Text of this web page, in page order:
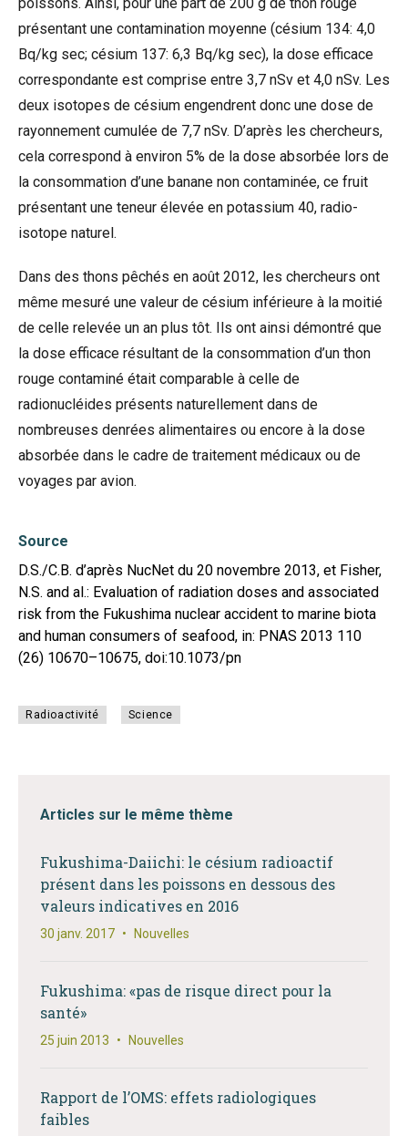
présentant une contamination moyenne (césium 134: 4,0
Bq/kg sec; césium 137: 6,3 Bq/kg sec), la dose efficace
correspondante est comprise entre 3,7 nSv et 4,0 nSv. Les
deux isotopes de césium engendrent donc une dose de
rayonnement cumulée de 7,7 nSv. D’après les chercheurs,
cela correspond à environ 5% de la dose absorbée lors de
la consommation d’une banane non contaminée, ce fruit
présentant une teneur élevée en potassium 40, radio-
isotope naturel.
Dans des thons pêchés en août 2012, les chercheurs ont
même mesuré une valeur de césium inférieure à la moitié
de celle relevée un an plus tôt. Ils ont ainsi démontré que
la dose efficace résultant de la consommation d’un thon
rouge contaminé était comparable à celle de
radionucléides présents naturellement dans de
nombreuses denrées alimentaires ou encore à la dose
absorbée dans le cadre de traitement médicaux ou de
voyages par avion.
Source
D.S./C.B. d’après NucNet du 20 novembre 2013, et Fisher,
N.S. and al.: Evaluation of radiation doses and associated
risk from the Fukushima nuclear accident to marine biota
and human consumers of seafood, in: PNAS 2013 110
(26) 10670–10675, doi:10.1073/pn
Radioactivité Science
Articles sur le même thème
Fukushima-Daiichi: le césium radioactif
présent dans les poissons en dessous des
valeurs indicatives en 2016
30 janv. 2017 • Nouvelles
Fukushima: «pas de risque direct pour la
santé»
25 juin 2013 • Nouvelles
Rapport de l’OMS: effets radiologiques
faibles